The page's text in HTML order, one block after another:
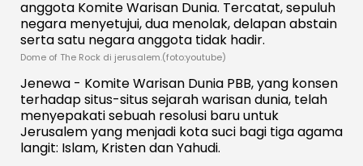
Dome of The Rock di jerusalem.(foto:youtube)
Jenewa - Komite Warisan Dunia PBB, yang konsen
terhadap situs-situs sejarah warisan dunia, telah
menyepakati sebuah resolusi baru untuk
Jerusalem yang menjadi kota suci bagi tiga agama
langit: Islam, Kristen dan Yahudi.